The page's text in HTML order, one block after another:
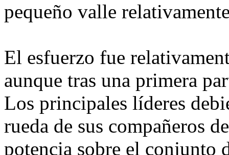
pequeño valle
El esfuerzo fue
aunque tras una primera
Los principales líderes
rueda de sus compañeros
potencia sobre el conjunto